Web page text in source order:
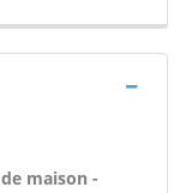
maison -